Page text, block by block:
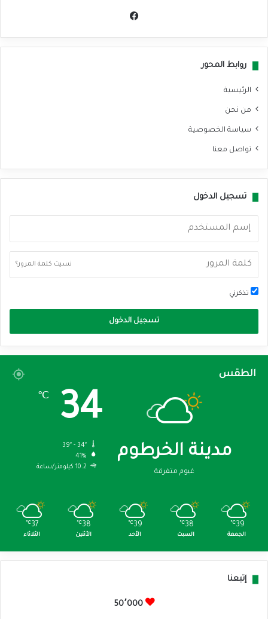
روابط المحور
الرئيسية
من نحن
سياسة الخصوصية
تواصل معنا
تسجيل الدخول
نسيت كلمة المرور؟
تذكرني
تسجيل الدخول
الطقس
مدينة الخرطوم
غيوم متفرقة
34
℃
41%
10.2 كيلومتر/ساعة
39
℃
الجمعة
38
℃
السبت
39
℃
الأحد
38
℃
الأثنين
37
℃
الثلاثاء
إتبعنا
50٬000